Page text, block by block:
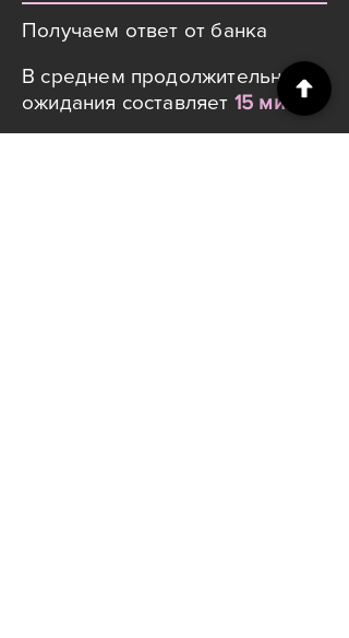
Получаем ответ от банка
В среднем продолжительность
ожидания составляет 15 мин